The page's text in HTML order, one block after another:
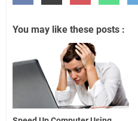
You may like these posts :